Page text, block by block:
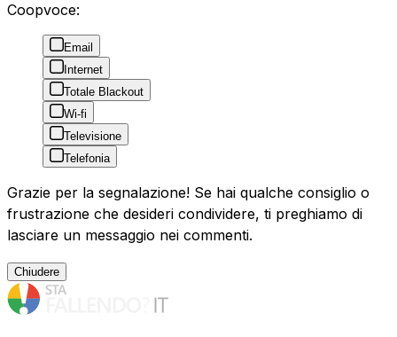
Coopvoce:
Email
Internet
Totale Blackout
Wi-fi
Televisione
Telefonia
Grazie per la segnalazione! Se hai qualche consiglio o
frustrazione che desideri condividere, ti preghiamo di
lasciare un messaggio nei commenti.
Chiudere